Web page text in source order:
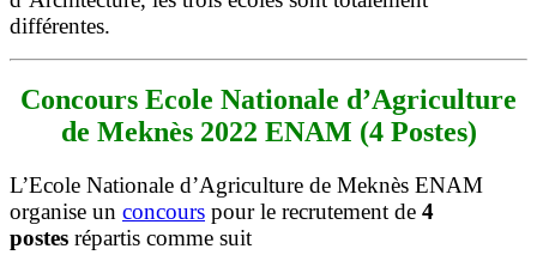
différentes.
Concours Ecole Nationale d’Agriculture
de Meknès 2022 ENAM (4 Postes)
L’Ecole Nationale d’Agriculture de Meknès ENAM
organise un concours pour le recrutement de 4
postes répartis comme suit